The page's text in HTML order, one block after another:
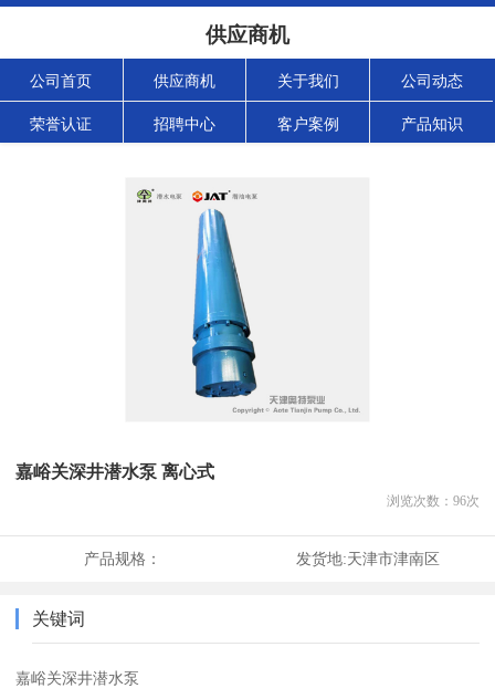
供应商机
公司首页 供应商机 关于我们 公司动态
荣誉认证 招聘中心 客户案例 产品知识
嘉峪关深井潜水泵 离心式
浏览次数： 96次
产品规格： 发货地:天津市津南区
关键词
嘉峪关深井潜水泵